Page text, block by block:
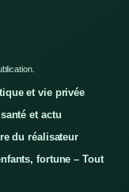
et vie privée
et actu
du réalisateur
fortune – Tout